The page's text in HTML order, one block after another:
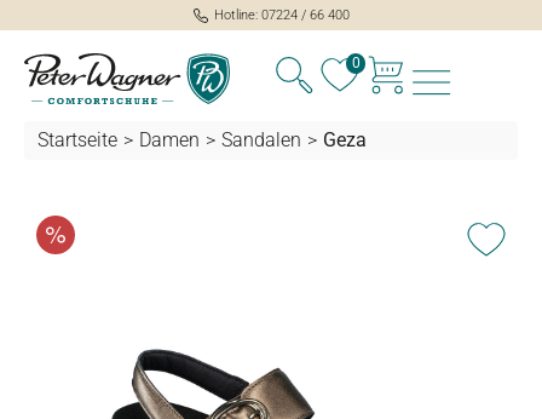
springen
Hotline: 07224 / 66 400
0
Startseite > Damen > Sandalen > Geza
Bildergalerie überspringen